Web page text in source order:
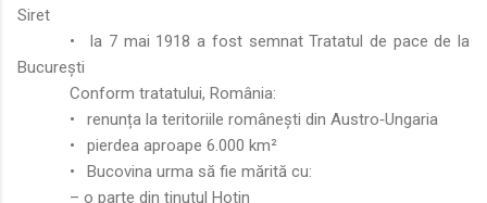
Siret
•
la 7 mai 1918 a fost semnat Tratatul de pace de la
București
Conform tratatului, România:
•
renunța la teritoriile românești din Austro‑Ungaria
•
pierdea aproape 6.000 km²
•
Bucovina urma să fie mărită cu:
– o parte din ținutul Hotin